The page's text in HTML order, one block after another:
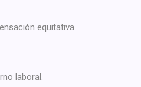
equitativa
laboral.